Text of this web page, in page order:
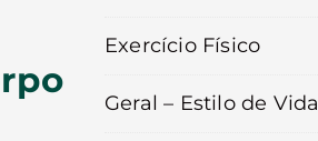
Exercício Físico
Geral – Estilo de Vida